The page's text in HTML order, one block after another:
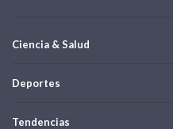
Ciencia & Salud
Deportes
Tendencias